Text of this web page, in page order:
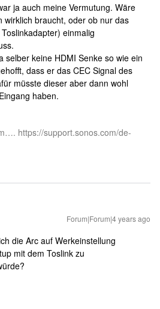
ja auch meine Vermutung. Wäre
wirklich braucht, oder ob nur das
einmalig
selber keine HDMI Senke so wie ein
dass er das CEC Signal des
müsste dieser aber dann wohl
haben.
https://support.sonos.com/de-
Forum|Forum|4 years ago
die Arc auf Werkeinstellung
mit dem Toslink zu